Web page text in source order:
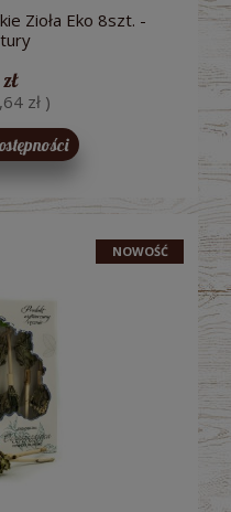
Zioła Eko 8szt. -
zł )
NOWOŚĆ